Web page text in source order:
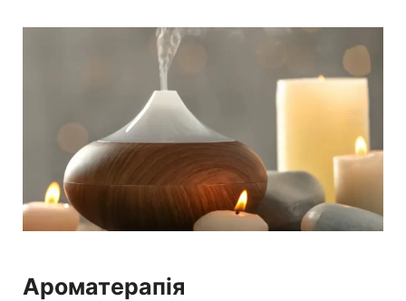
Ароматерапія